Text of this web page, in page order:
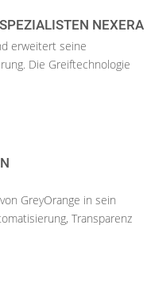
NEXERA
erweitert seine
Die Greiftechnologie
GreyOrange in sein
Transparenz